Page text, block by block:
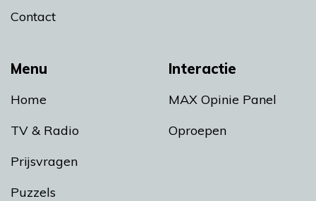
Menu
Home
TV & Radio
Prijsvragen
Puzzels
Interactie
MAX Opinie Panel
Oproepen
Contact